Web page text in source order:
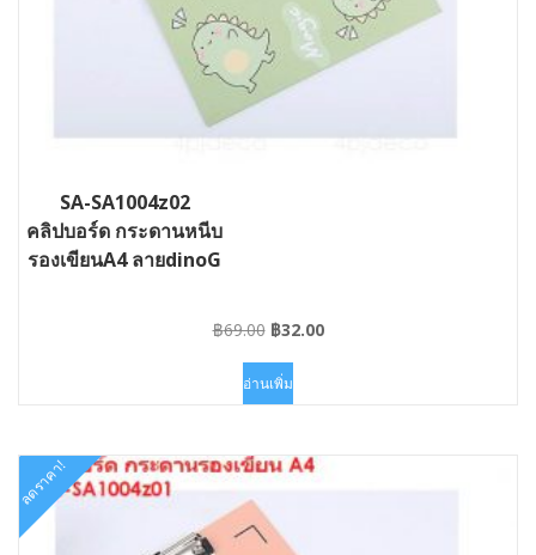
SA-SA1004z02
คลิปบอร์ด กระดานหนีบ
รองเขียนA4 ลายdinoG
฿69.00 Original
was:
฿69.00.
฿32.00Current
อ่านเพิ่ม
ลดราคา!